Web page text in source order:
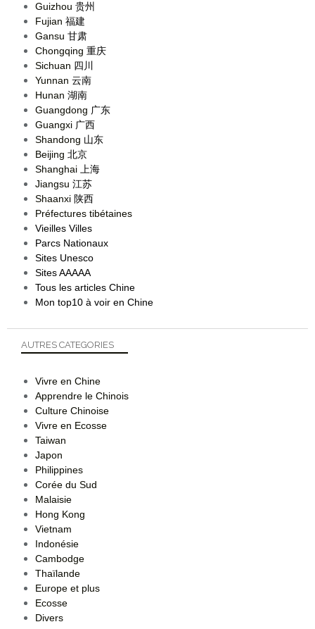
Guizhou 贵州
Fujian 福建
Gansu 甘肃
Chongqing 重庆
Sichuan 四川
Yunnan 云南
Hunan 湖南
Guangdong 广东
Guangxi 广西
Shandong 山东
Beijing 北京
Shanghai 上海
Jiangsu 江苏
Shaanxi 陕西
Préfectures tibétaines
Vieilles Villes
Parcs Nationaux
Sites Unesco
Sites AAAAA
Tous les articles Chine
Mon top10 à voir en Chine
AUTRES CATEGORIES
Vivre en Chine
Apprendre le Chinois
Culture Chinoise
Vivre en Ecosse
Taiwan
Japon
Philippines
Corée du Sud
Malaisie
Hong Kong
Vietnam
Indonésie
Cambodge
Thaïlande
Europe et plus
Ecosse
Divers